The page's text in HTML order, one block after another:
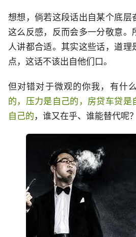
想想，倘若这段话出自某个底层
这么反感，反而会多一分敬意。
人讲都合适。其实这些话，道理
点，这话不该出自他们口。
但对错对于微观的你我，有什么
的，压力是自己的，房贷车贷是
自己的 ，谁又在乎、谁能替代呢？